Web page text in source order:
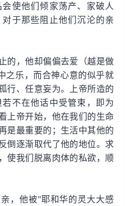
使他们倾家荡产、家破人
于那些阻止他们沉沦的亲
的，他却偏偏去爱（越是做
之乐，而合神心意的似乎就
行、任意妄为。上帝所造的
不在他话中受管束，即为
上帝开始，他在我们的生命
是最重要的；生活中其他的
倒逐渐取代了他的地位。求
使我们脱离肉体的私欲，顺
，他被“耶和华的灵大大感